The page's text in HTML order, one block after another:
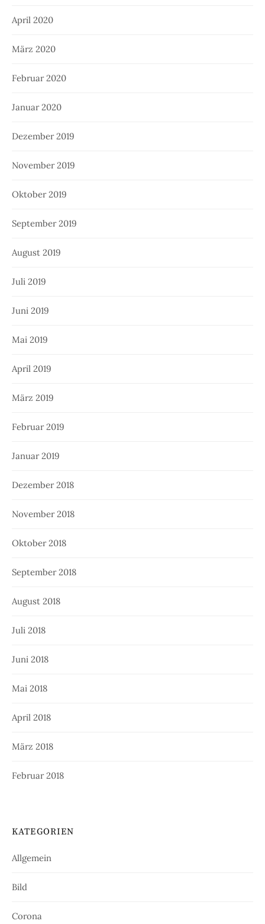
April 2020
März 2020
Februar 2020
Januar 2020
Dezember 2019
November 2019
Oktober 2019
September 2019
August 2019
Juli 2019
Juni 2019
Mai 2019
April 2019
März 2019
Februar 2019
Januar 2019
Dezember 2018
November 2018
Oktober 2018
September 2018
August 2018
Juli 2018
Juni 2018
Mai 2018
April 2018
März 2018
Februar 2018
KATEGORIEN
Allgemein
Bild
Corona